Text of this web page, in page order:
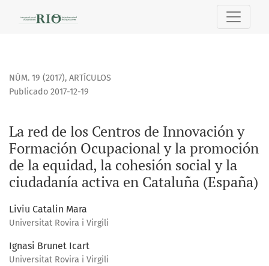
La red de los Centros de Innovación y Formación
NÚM. 19 (2017), ARTÍCULOS
La red de los Centros de Innovación y
Formación Ocupacional y la promoción
de la equidad, la cohesión social y la
ciudadanía activa en Cataluña (España)
Publicado 2017-12-19
Liviu Catalin Mara
Universitat Rovira i Virgili
Ignasi Brunet Icart
Universitat Rovira i Virgili